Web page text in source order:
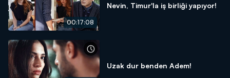
00:17:08
Nevin, Timur'la iş birliği yapıyor!
Uzak dur benden Adem!